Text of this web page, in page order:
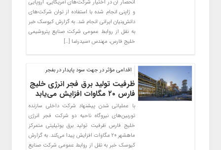
انحصار آن در اختیار شرکت‌های آمریکایی، اروپایی
و ژاپنی انجام شده با استفاده از توان شرکت‌های
دانش‌بنیان ایرانی انجام شد. به گزارش کیوسک خبر
به نقل از روابط عمومی شرکت صنایع پتروشیمی
خلیج فارس، مهندس «سیدرضا […]
اقدامی مؤثر در جهت سود پایدار در بفجر
ظرفیت تولید برق فجر انرژی خلیج
فارس ۲۰ مگاوات افزایش می‌یابد
با عملیاتی شدن پیشنهاد شرکت داخلی سازنده
توربین‌های نیروگاه ناحیه دو شرکت فجر انرژی
خلیج فارس ظرفیت تولید برق یوتیلیتی متمرکز
ماهشهر ۲۰ مگاوات افزایش پیدا می‌کند. به گزارش
کیوسک خبر به نقل از روابط عمومی شرکت صنایع